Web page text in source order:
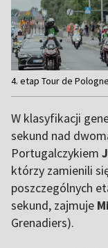
Item
1
of
4. etap Tour de Pologne
W klasyfikacji
sekund nad
Portugalczykiem
którzy zamienili
poszczególnych
sekund, zajmuje
Grenadiers).